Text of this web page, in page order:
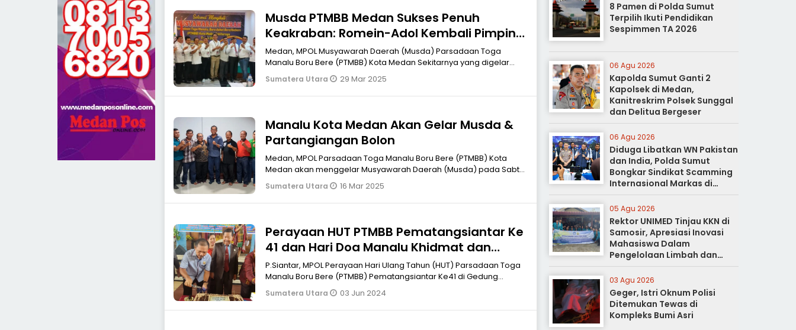
Musda PTMBB Medan Sukses Penuh
Keakraban: Romein-Adol Kembali Pimpin
Manalu Kota Medan Sekitarnya
Medan, MPOL Musyawarah Daerah (Musda) Parsadaan Toga
Manalu Boru Bere (PTMBB) Kota Medan Sekitarnya yang digelar
Sabtu 29 Maret 2025 di Hot
Sumatera Utara 29 Mar 2025
Manalu Kota Medan Akan Gelar Musda &
Partangiangan Bolon
Medan, MPOL Parsadaan Toga Manalu Boru Bere (PTMBB) Kota
Medan akan menggelar Musyawarah Daerah (Musda) pada Sabtu
29 Maret 2029 mendatan
Sumatera Utara 16 Mar 2025
Perayaan HUT PTMBB Pematangsiantar Ke
41 dan Hari Doa Manalu Khidmat dan
Meriah
P.Siantar, MPOL Perayaan Hari Ulang Tahun (HUT) Parsadaan Toga
Manalu Boru Bere (PTMBB) Pematangsiantar Ke41 di Gedung
Anugerah Pematang
Sumatera Utara 03 Jun 2024
8 Pamen di Polda Sumut
Terpilih Ikuti Pendidikan
Sespimmen TA 2026
06 Agu 2026
Kapolda Sumut Ganti 2
Kapolsek di Medan,
Kanitreskrim Polsek Sunggal
dan Delitua Bergeser
06 Agu 2026
Diduga Libatkan WN Pakistan
dan India, Polda Sumut
Bongkar Sindikat Scamming
Internasional Markas di
Apartemen Podomoro
05 Agu 2026
Rektor UNIMED Tinjau KKN di
Samosir, Apresiasi Inovasi
Mahasiswa Dalam
Pengelolaan Limbah dan
Pertanian Ramah Lingkungan
03 Agu 2026
Geger, Istri Oknum Polisi
Ditemukan Tewas di
Kompleks Bumi Asri